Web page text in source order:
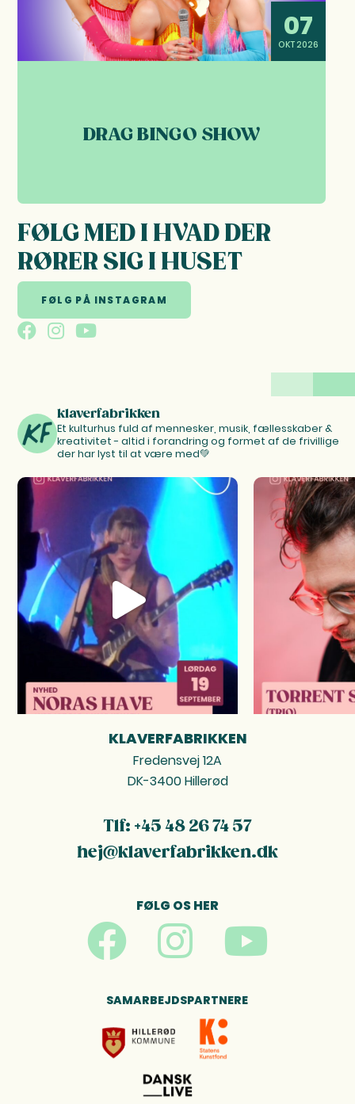
07
OKT 2026
DRAG BINGO SHOW
FØLG MED I HVAD DER
RØRER SIG I HUSET
FØLG PÅ INSTAGRAM
klaverfabrikken
Et kulturhus fuld af mennesker, musik, fællesskaber &
kreativitet - altid i forandring og formet af de frivillige
der har lyst til at være med💚
KLAVERFABRIKKEN
Fredensvej 12A
DK-3400 Hillerød
Tlf: +45 48 26 74 57
hej@klaverfabrikken.dk
FØLG OS HER
SAMARBEJDSPARTNERE